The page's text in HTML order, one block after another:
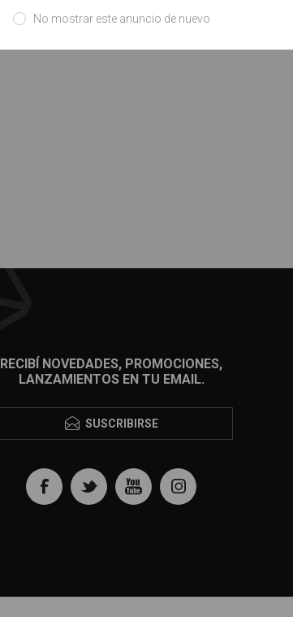
RECIBÍ NOVEDADES, PROMOCIONES,
LANZAMIENTOS EN TU EMAIL.
SUSCRIBIRSE
No mostrar este anuncio de nuevo